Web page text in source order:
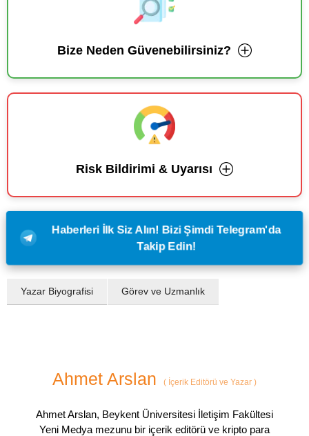
Bize Neden Güvenebilirsiniz?
Risk Bildirimi & Uyarısı
Haberleri İlk Siz Alın! Bizi Şimdi Telegram'da
Takip Edin!
Yazar Biyografisi Görev ve Uzmanlık
Ahmet Arslan ( İçerik Editörü ve Yazar )
Ahmet Arslan, Beykent Üniversitesi İletişim Fakültesi
Yeni Medya mezunu bir içerik editörü ve kripto para